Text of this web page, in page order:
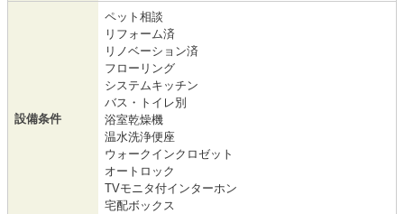
設備条件
ペット相談
リフォーム済
リノベーション済
フローリング
システムキッチン
バス・トイレ別
浴室乾燥機
温水洗浄便座
ウォークインクロゼット
オートロック
TVモニタ付インターホン
宅配ボックス